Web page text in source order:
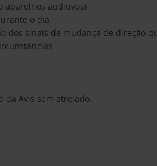
aparelhos auditivos)
o dia
dos sinais de mudança de direção
da Avis sem atrelado: